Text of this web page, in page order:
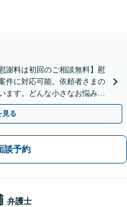
謝料は初回のご相談無料】慰
件に対応可能。依頼者さまの
ます。どんな小さなお悩み
に向けて動きます。
見る
談予約
弁護士